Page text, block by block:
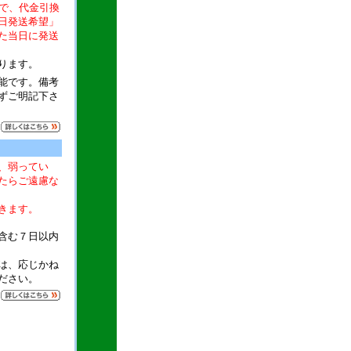
、代金引換
発送希望」
当日に発送
ます。
です。備考
ご明記下さ
弱ってい
らご遠慮な
ます。
む７日以内
、応じかね
さい。